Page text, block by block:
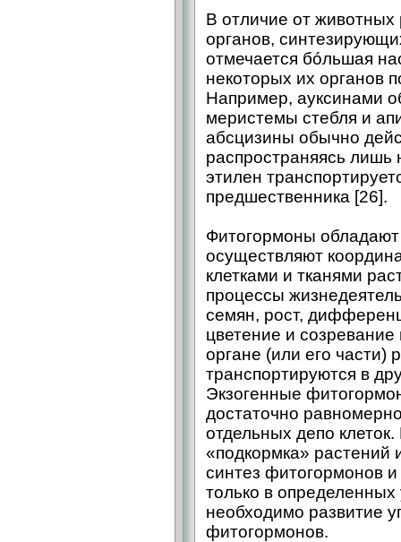
В отличие от
органов,
отмечается бóльшая
некоторых их органов
Например, ауксинами
меристемы стебля и
абсцизины обычно
распространяясь
этилен
предшественника [26].
Фитогормоны
осуществляют
клетками и тканями
процессы
семян, рост,
цветение и
органе (или его
транспортируются в
Экзогенные
достаточно
отдельных депо
«подкормка» растений
синтез фитогормонов
только в определенных
необходимо развитие
фитогормонов.